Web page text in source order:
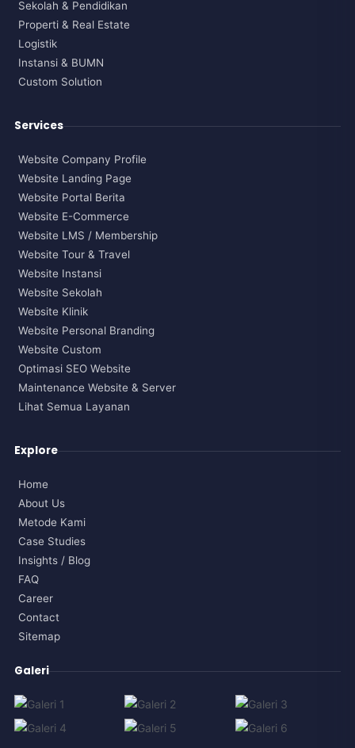
Sekolah & Pendidikan
Properti & Real Estate
Logistik
Instansi & BUMN
Custom Solution
Services
Website Company Profile
Website Landing Page
Website Portal Berita
Website E-Commerce
Website LMS / Membership
Website Tour & Travel
Website Instansi
Website Sekolah
Website Klinik
Website Personal Branding
Website Custom
Optimasi SEO Website
Maintenance Website & Server
Lihat Semua Layanan
Explore
Home
About Us
Metode Kami
Case Studies
Insights / Blog
FAQ
Career
Contact
Sitemap
Galeri